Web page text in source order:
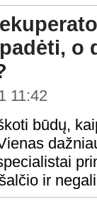
o
11:42
būdų,
ir